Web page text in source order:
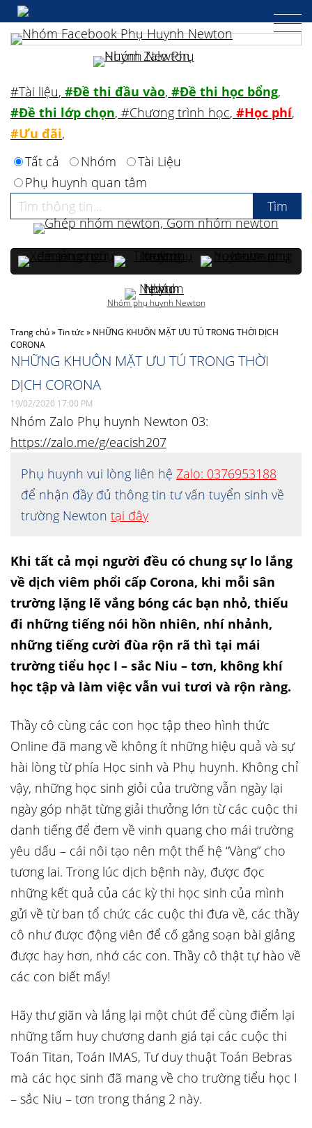
Trang chủ»Tin tức» NHỮNG KHUÔN MẶT ƯU TÚ TRONG THỜI DỊCH
CORONA
NHỮNG KHUÔN MẶT ƯU TÚ TRONG THỜI
DỊCH CORONA
19/02/2020 17:00 PM
Nhóm Zalo Phụ huynh Newton 03:
https://zalo.me/g/eacish207
Phụ huynh vui lòng liên hệ Zalo: 0376953188
để nhận đầy đủ thông tin tư vấn tuyển sinh về
trường Newton tại đây
Khi tất cả mọi người đều có chung sự lo lắng
về dịch viêm phổi cấp Corona, khi mỗi sân
trường lặng lẽ vắng bóng các bạn nhỏ, thiếu
đi những tiếng nói hồn nhiên, nhí nhảnh,
những tiếng cười đùa rộn rã thì tại mái
trường tiểu học I – sắc Niu – tơn, không khí
học tập và làm việc vẫn vui tươi và rộn ràng.
Thầy cô cùng các con học tập theo hình thức
Online đã mang về không ít những hiệu quả và sự
hài lòng từ phía Học sinh và Phụ huynh. Không chỉ
vậy, những học sinh giỏi của trường vẫn ngày lại
ngày góp nhặt từng giải thưởng lớn từ các cuộc thi
danh tiếng để đem về vinh quang cho mái trường
yêu dấu – cái nôi tạo nên một thế hệ “Vàng” cho
tương lai. Trong lúc dịch bệnh này, được đọc
những kết quả của các kỳ thi học sinh của mình
gửi về từ ban tổ chức các cuộc thi đưa về, các thầy
cô như được động viên để cố gắng soạn bài giảng
được hay hơn, nhớ các con. Thầy cô thật tự hào về
các con biết mấy!
Hãy thư giãn và lắng lại một chút để cùng điểm lại
những tấm huy chương danh giá tại các cuộc thi
Toán Titan, Toán IMAS, Tư duy thuật Toán Bebras
mà các học sinh đã mang về cho trường tiểu học I
– sắc Niu – tơn trong tháng 2 này.
#Tài liệu, #Đề thi đầu vào, #Đề thi học bổng,
#Đề thi lớp chọn, #Chương trình học, #Học phí,
#Ưu đãi,
Tất cả
Nhóm
Tài Liệu
Phụ huynh quan tâm
Nhóm phụ huynh Newton